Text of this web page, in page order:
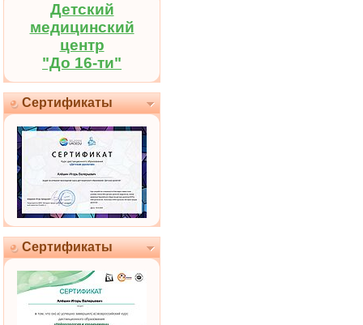
Детский
медицинский
центр
"До 16-ти"
Сертификаты
Сертификаты